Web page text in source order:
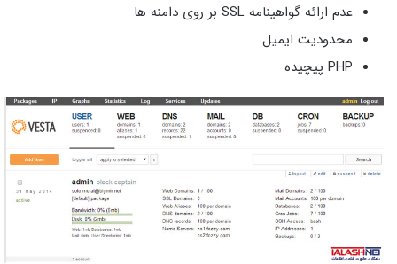
عدم ارائه گواهینامه SSL بر روی دامنه ها
محدودیت ایمیل
PHP پیچیده